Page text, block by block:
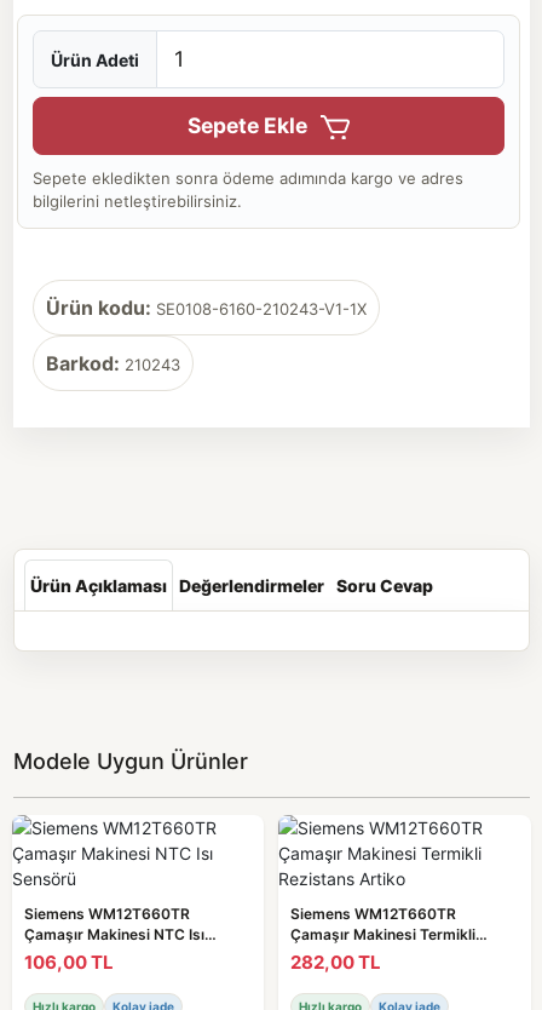
Ürün Adeti
Sepete Ekle
Sepete ekledikten sonra ödeme adımında kargo ve adres
bilgilerini netleştirebilirsiniz.
Ürün kodu: SE0108-6160-210243-V1-1X
Barkod: 210243
Ürün Açıklaması Değerlendirmeler Soru Cevap
Modele Uygun Ürünler
Siemens WM12T660TR
Çamaşır Makinesi NTC Isı
Sensörü
106,00 TL
Hızlı kargo Kolay iade
Siemens WM12T660TR
Çamaşır Makinesi Termikli
Rezistans Artiko
282,00 TL
Hızlı kargo Kolay iade